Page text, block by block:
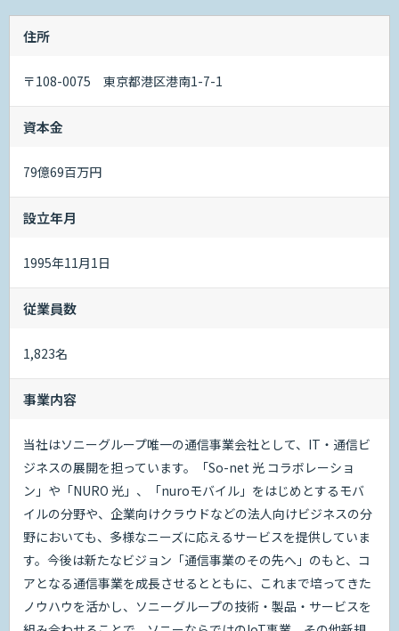
住所
〒108-0075 東京都港区港南1-7-1
資本金
79億69百万円
設立年月
1995年11月1日
従業員数
1,823名
事業内容
当社はソニーグループ唯一の通信事業会社として、IT・通信ビ
ジネスの展開を担っています。「So-net 光 コラボレーショ
ン」や「NURO 光」、「nuroモバイル」をはじめとするモバ
イルの分野や、企業向けクラウドなどの法人向けビジネスの分
野においても、多様なニーズに応えるサービスを提供していま
す。今後は新たなビジョン「通信事業のその先へ」のもと、コ
アとなる通信事業を成長させるとともに、これまで培ってきた
ノウハウを活かし、ソニーグループの技術・製品・サービスを